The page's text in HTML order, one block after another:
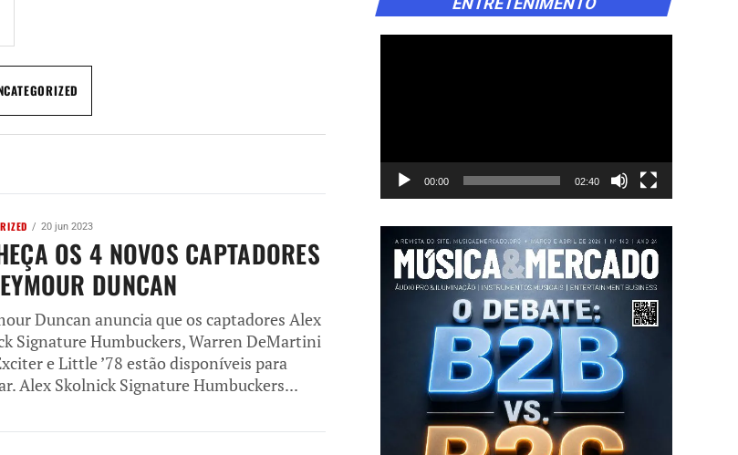
20 jun 2023
OS 4 NOVOS CAPTADORES
DUNCAN
Duncan anuncia que os captadores Alex
Signature Humbuckers, Warren DeMartini
e Little ’78 estão disponíveis para
Alex Skolnick Signature Humbuckers...
00:00 02:40